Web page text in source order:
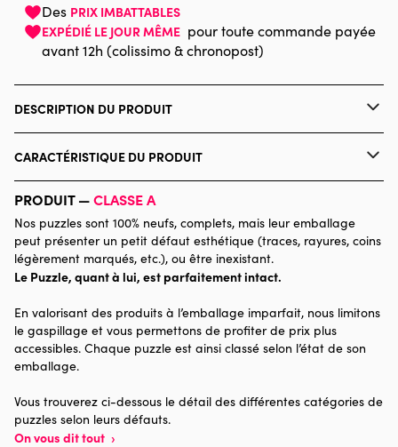
Des PRIX IMBATTABLES
EXPÉDIÉ LE JOUR MÊME pour toute commande payée
avant 12h (colissimo & chronopost)
DESCRIPTION DU PRODUIT
123RF - Proslgn
CARACTÉRISTIQUE DU PRODUIT
Catégorie Puzzles - Mers et Océans
Age
Puzzle pour Adultes (500 à
Provenance Made in France
Dimensions
PRODUIT —CLASSE A
Nos puzzles sont 100% neufs, complets, mais leur emballage
peut présenter un petit défaut esthétique (traces, rayures, coins
légèrement marqués, etc.), ou être inexistant.
Le Puzzle, quant à lui, est parfaitement intact.
En valorisant des produits à l’emballage imparfait, nous limitons
le gaspillage et vous permettons de profiter de prix plus
accessibles. Chaque puzzle est ainsi classé selon l’état de son
emballage.
Vous trouverez ci-dessous le détail des différentes catégories de
puzzles selon leurs défauts.
On vous dit tout ›